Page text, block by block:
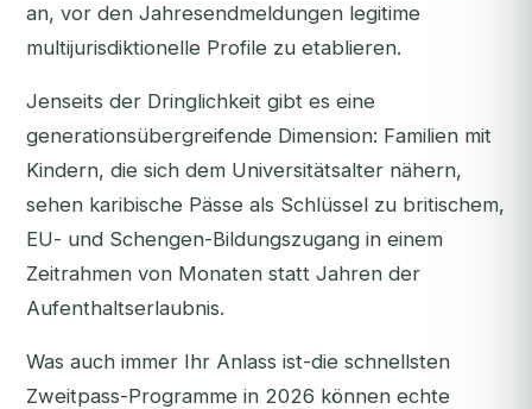
an, vor den Jahresendmeldungen legitime
multijurisdiktionelle Profile zu etablieren.
Jenseits der Dringlichkeit gibt es eine
generationsübergreifende Dimension: Familien mit
Kindern, die sich dem Universitätsalter nähern,
sehen karibische Pässe als Schlüssel zu britischem,
EU- und Schengen-Bildungszugang in einem
Zeitrahmen von Monaten statt Jahren der
Aufenthaltserlaubnis.
Was auch immer Ihr Anlass ist-die schnellsten
Zweitpass-Programme in 2026 können echte